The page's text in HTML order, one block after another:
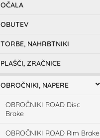
OČALA
OBUTEV
TORBE, NAHRBTNIKI
PLAŠČI, ZRAČNICE
OBROČNIKI, NAPERE
OBROČNIKI ROAD Disc
Brake
OBROČNIKI ROAD Rim Brake